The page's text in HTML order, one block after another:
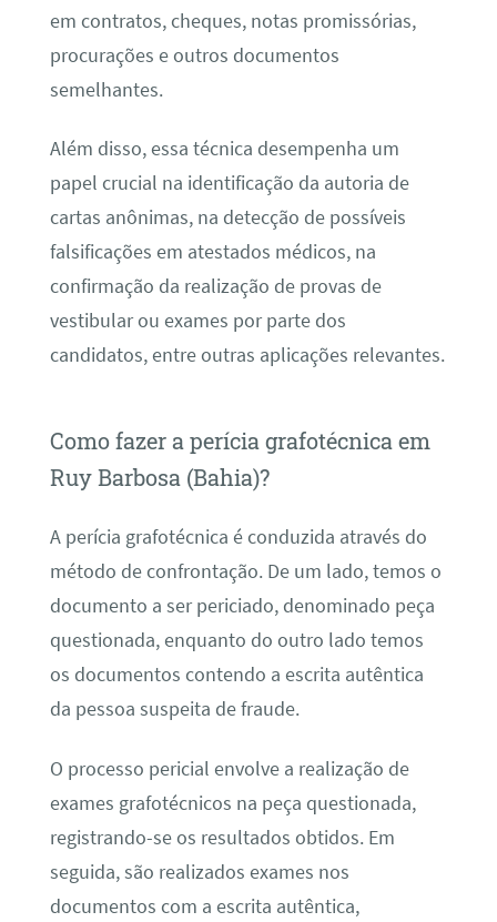
em contratos, cheques, notas promissórias,
procurações e outros documentos
semelhantes.
Além disso, essa técnica desempenha um
papel crucial na identificação da autoria de
cartas anônimas, na detecção de possíveis
falsificações em atestados médicos, na
confirmação da realização de provas de
vestibular ou exames por parte dos
candidatos, entre outras aplicações relevantes.
Como fazer a perícia grafotécnica em
Ruy Barbosa (Bahia)?
A perícia grafotécnica é conduzida através do
método de confrontação. De um lado, temos o
documento a ser periciado, denominado peça
questionada, enquanto do outro lado temos
os documentos contendo a escrita autêntica
da pessoa suspeita de fraude.
O processo pericial envolve a realização de
exames grafotécnicos na peça questionada,
registrando-se os resultados obtidos. Em
seguida, são realizados exames nos
documentos com a escrita autêntica,